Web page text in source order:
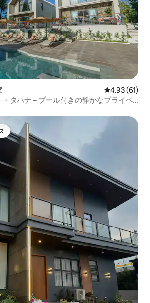
レビュー61
4.93 (61)
タハナ – プール付きの静かなプライベ
イスです。